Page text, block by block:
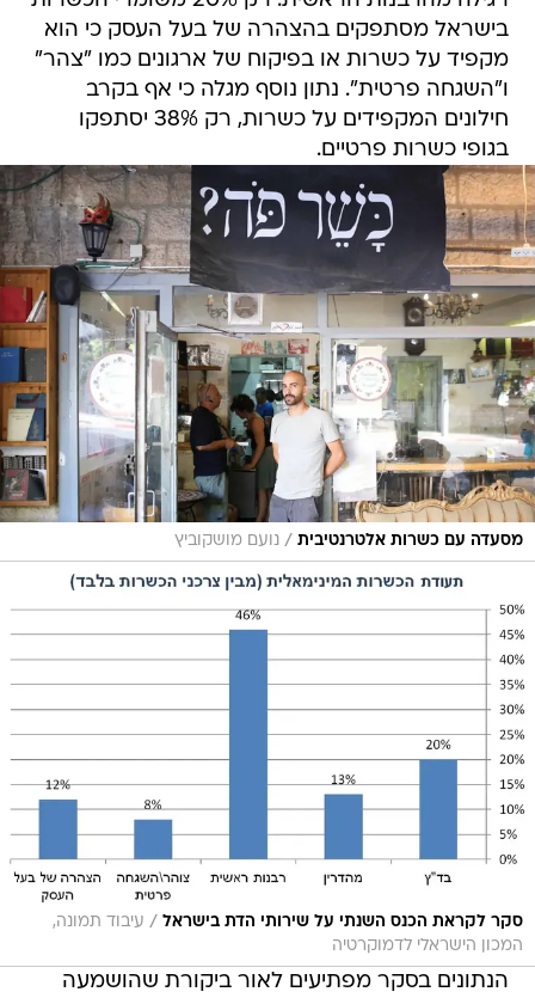
בישראל מסתפקים בהצהרה של בעל העסק כי הוא
מקפיד על כשרות או בפיקוח של ארגונים כמו "צהר"
ו"השגחה פרטית". נתון נוסף מגלה כי אף בקרב
חילונים המקפידים על כשרות, רק 38% יסתפקו
בגופי כשרות פרטיים.
מסעדה עם כשרות אלטרנטיבית / נועם מושקוביץ
סקר לקראת הכנס השנתי על שירותי הדת בישראל / עיבוד תמונה,
המכון הישראלי לדמוקרטיה
הנתונים בסקר מפתיעים לאור ביקורת שהושמעה